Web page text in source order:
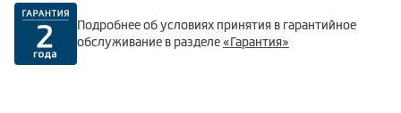
Подробнее об условиях принятия в гарантийное
обслуживание в разделе«Гарантия»